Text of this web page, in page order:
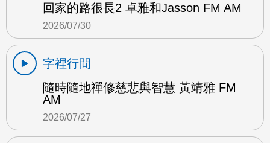
回家的路很長2 卓雅和Jasson FM AM
2026/07/30
字裡行間
隨時隨地禪修慈悲與智慧 黃靖雅 FM
AM
2026/07/27